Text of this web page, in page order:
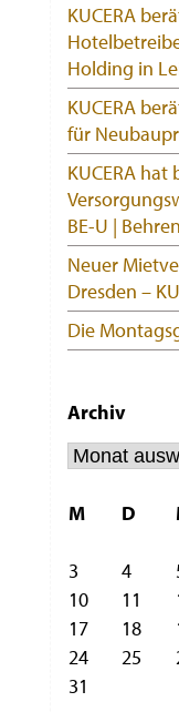
KUCERA
Holding in
KUCERA
für
KUCERA
BE-U |
Neuer
Dresden –
Die
Archiv
Archiv
M D
3
4
10
11
17
18
24
25
31